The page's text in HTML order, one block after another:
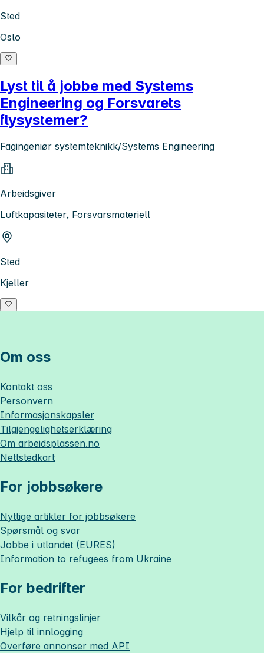
Sted
Oslo
Lyst til å jobbe med Systems
Engineering og Forsvarets
flysystemer?
Fagingeniør systemteknikk/Systems Engineering
Arbeidsgiver
Luftkapasiteter, Forsvarsmateriell
Sted
Kjeller
Om oss
Kontakt oss
Personvern
Informasjonskapsler
Tilgjengelighetserklæring
Om arbeidsplassen.no
Nettstedkart
For jobbsøkere
Nyttige artikler for jobbsøkere
Spørsmål og svar
Jobbe i utlandet (EURES)
Information to refugees from Ukraine
For bedrifter
Vilkår og retningslinjer
Hjelp til innlogging
Overføre annonser med API